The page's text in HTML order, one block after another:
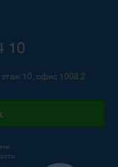
10
10, офис 1008.2